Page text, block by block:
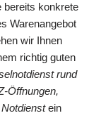
bereits konkrete
Warenangebot
wir Ihnen
richtig guten
rund
Öffnungen,
ein